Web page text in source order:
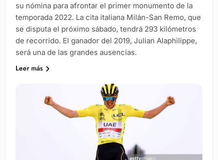
su nómina para afrontar el primer monumento de la
temporada 2022. La cita italiana Milán-San Remo, que
se disputa el próximo sábado, tendrá 293 kilómetros
de recorrido. El ganador del 2019, Julian Alaphilippe,
será una de las grandes ausencias.
Leer más